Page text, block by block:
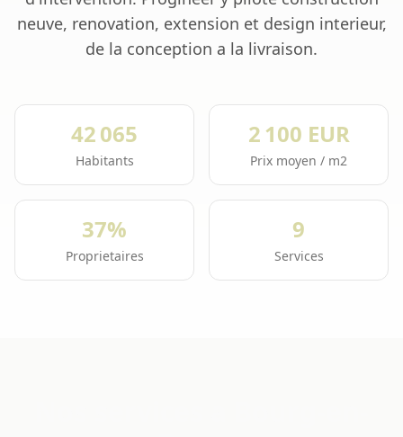
neuve, renovation, extension et design interieur,
de la conception a la livraison.
42 065
Habitants
2 100 EUR
Prix moyen / m2
37%
Proprietaires
9
Services